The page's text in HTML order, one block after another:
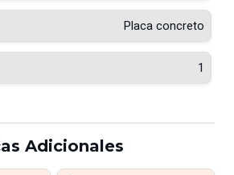
Placa concreto
1
Adicionales